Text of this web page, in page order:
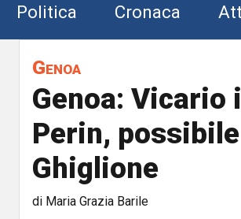
Politica Cronaca
Genoa
Genoa: Vicario
Perin,
Ghiglione
di Maria Grazia Barile